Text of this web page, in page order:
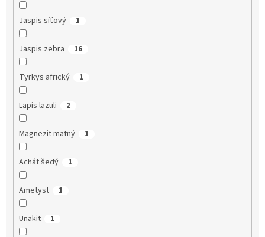
Jaspis síťový 1
Jaspis zebra 16
Tyrkys africký 1
Lapis lazuli 2
Magnezit matný 1
Achát šedý 1
Ametyst 1
Unakit 1